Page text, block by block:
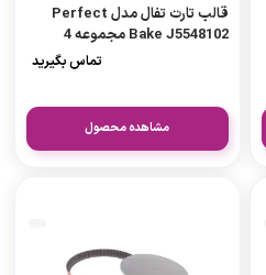
قالب تارت تفال مدل Perfect
Bake J5548102 مجموعه 4
تماس بگیرید
مشاهده محصول